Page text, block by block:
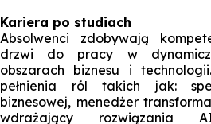
Kariera po studiach
Absolwenci zdobywają
drzwi do pracy w
obszarach biznesu i
pełnienia ról takich jak:
biznesowej, menedżer
wdrażający rozwiązania